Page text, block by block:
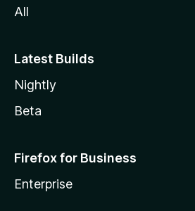
All
Latest Builds
Nightly
Beta
Firefox for Business
Enterprise